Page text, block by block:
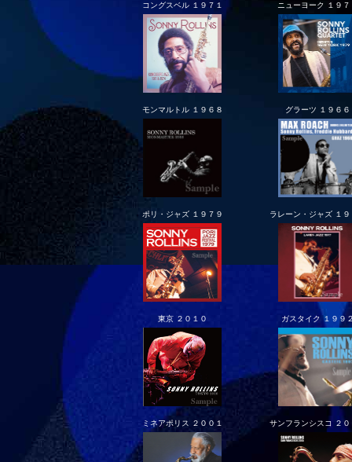
コングスベル １９７１ ニューヨーク １９７
モンマルトル １９６８ グラーツ １９６６
ポリ・ジャズ １９７９ ラレーン・ジャズ １９
東京 ２０１０ ガスタイク １９９
ミネアポリス ２００１ サンフランシスコ ２０